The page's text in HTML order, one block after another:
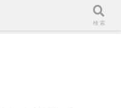
検索